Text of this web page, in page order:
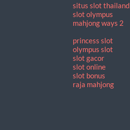
situs slot thailand
slot olympus
mahjong ways 2
princess slot
olympus slot
slot gacor
slot online
slot bonus
raja mahjong